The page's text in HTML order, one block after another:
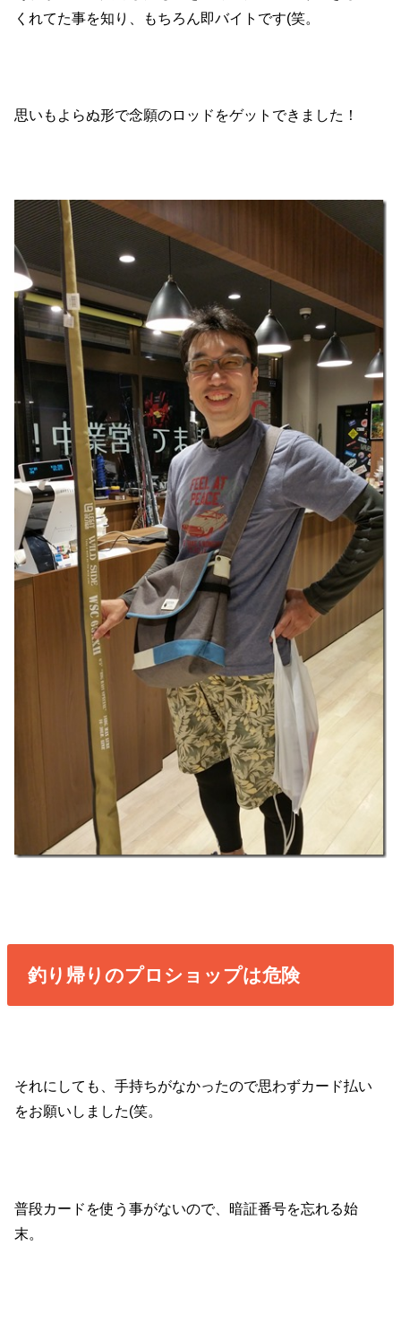
くれてた事を知り、もちろん即バイトです(笑。
思いもよらぬ形で念願のロッドをゲットできました！
釣り帰りのプロショップは危険
それにしても、手持ちがなかったので思わずカード払い
をお願いしました(笑。
普段カードを使う事がないので、暗証番号を忘れる始
末。